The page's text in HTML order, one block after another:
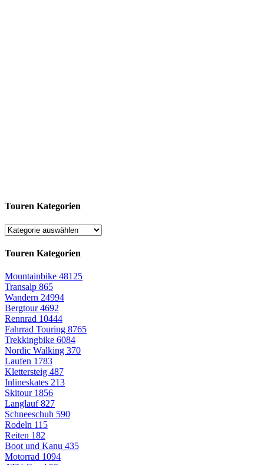
Touren Kategorien
Touren Kategorien
Mountainbike 48125
Transalp 865
Wandern 24994
Bergtour4692
Rennrad 10444
Fahrrad Touring 8765
Trekkingbike 6084
Nordic Walking 370
Laufen 1783
Klettersteig 487
Inlineskates 213
Skitour 1856
Langlauf827
Schneeschuh 590
Rodeln 115
Reiten 182
Boot und Kanu 435
Motorrad 1094